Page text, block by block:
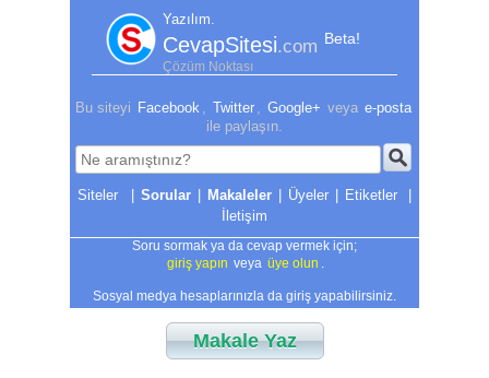
Yazılım.
CevapSitesi.com Beta!
Çözüm Noktası
Bu siteyi Facebook Twitter Google+ veya e-posta
ile paylaşın.
| Sorular | Makaleler | Üyeler | Etiketler
|
İletişim
Soru sormak ya da cevap vermek için;
giriş yapın veya üye olun
Sosyal medya hesaplarınızla da giriş yapabilirsiniz.
Makale Yaz